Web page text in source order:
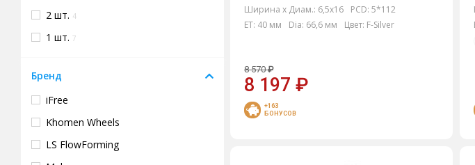
2 шт. 4
1 шт. 7
Бренд
iFree
Khomen Wheels
LS FlowForming
Ширина х Диам.: 6,5x16 PCD: 5*112
ET: 40 мм Dia: 66,6 мм Цвет: F-Silver
8 570 ₽
8 197 ₽
+163
БОНУСОВ